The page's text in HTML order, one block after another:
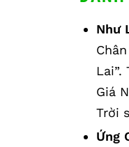
Như
Giá
Trời
Ứng